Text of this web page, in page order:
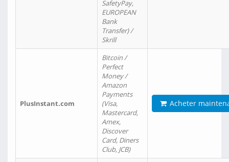
SafetyPay,
EUROPEAN
Bank
Transfer) /
Skrill
PlusInstant.com
Bitcoin /
Perfect
Money /
Amazon
Payments
(Visa,
Mastercard,
Amex,
Discover
Card, Diners
Club, JCB)
Acheter